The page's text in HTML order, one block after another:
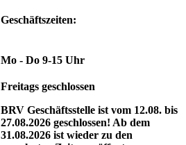
Geschäftszeiten:
Mo - Do 9-15 Uhr
Freitags geschlossen
BRV Geschäftsstelle ist vom 12.08. bis
27.08.2026 geschlossen! Ab dem
31.08.2026 ist wieder zu den